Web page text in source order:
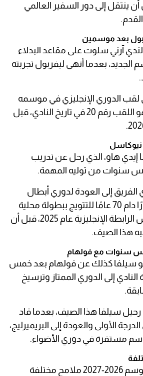
ينتقل إلى دور السفير العالمي
بعد موسمين
آرني سلوت على مقاعد البدلاء
الجديد، بعدما أنهى ليفربول تجربته
لقب الدوري الإنجليزي في موسمه
الأول 2024-2025، وهو اللقب رقم 20 في تاريخ النادي، قبل
إيدي هاو، الذي رحل عن تدريب
سنوات من توليه المهمة.
الفريق إلى العودة لدوري أبطال
أوروبا، كما أنهى انتظارًا دام 70 عامًا للتتويج ببطولة محلية
كبرى بعدما حصد كأس الرابطة الإنجليزية عام 2025، قبل أن
هذا الصيف.
سنوات مع فولهام
سيلفا كذلك عن فولهام بعد خمس
إلى الدوري الممتاز وترسيخ
سيلفا هذا الصيف، بعدما قاد
الأولى والعودة إلى البريميرليج،
مستقرة في دوري الأضواء.
تمنح هذه الرحيلات موسم 2026-2027 ملامح مختلفة